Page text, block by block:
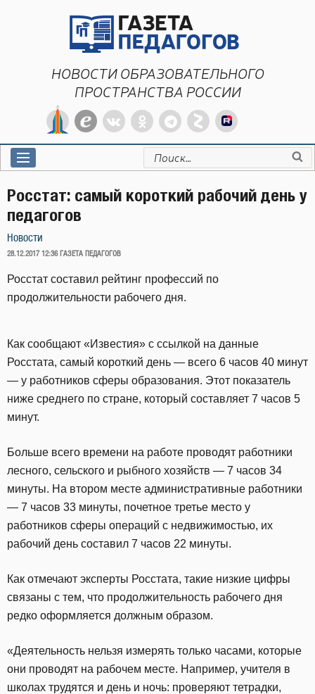
НОВОСТИ ОБРАЗОВАТЕЛЬНОГО
ПРОСТРАНСТВА РОССИИ
Искать:
Росстат: самый короткий рабочий день у
педагогов
Новости
ОПУБЛИКОВАНО
28.12.2017 12:36 ГАЗЕТА ПЕДАГОГОВ
Росстат составил рейтинг профессий по
продолжительности рабочего дня.
Как сообщают «Известия» с ссылкой на данные
Росстата, самый короткий день — всего 6 часов 40 минут
— у работников сферы образования. Этот показатель
ниже среднего по стране, который составляет 7 часов 5
минут.
Больше всего времени на работе проводят работники
лесного, сельского и рыбного хозяйств — 7 часов 34
минуты. На втором месте административные работники
— 7 часов 33 минуты, почетное третье место у
работников сферы операций с недвижимостью, их
рабочий день составил 7 часов 22 минуты.
Как отмечают эксперты Росстата, такие низкие цифры
связаны с тем, что продолжительность рабочего дня
редко оформляется должным образом.
«Деятельность нельзя измерять только часами, которые
они проводят на рабочем месте. Например, учителя в
школах трудятся и день и ночь: проверяют тетрадки,